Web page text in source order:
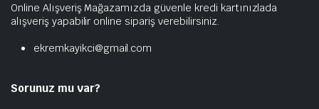
Online Alışveriş Mağazamızda güvenle kredi kartınızlada
alışveriş yapabilir online sipariş verebilirsiniz.
ekremkayikci@gmail.com
Sorunuz mu var?